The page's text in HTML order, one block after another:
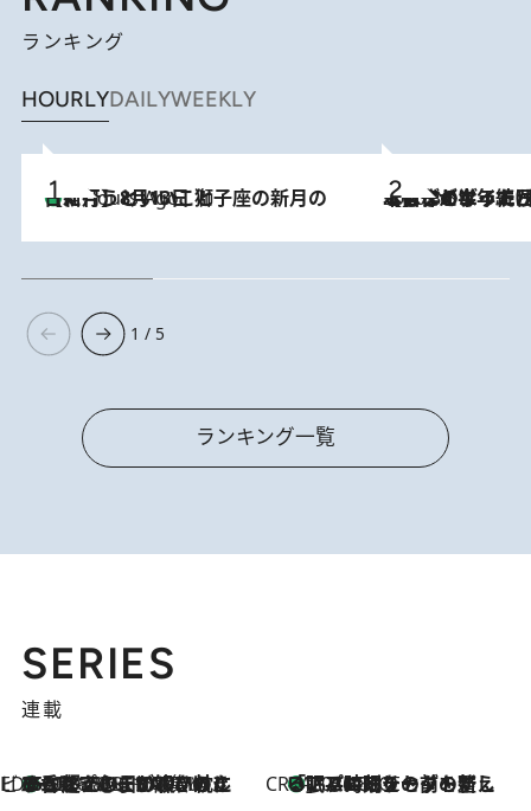
ランキング
HOURLYDAILYWEEKLY
4 Hours Ago
【新月】8月13日 獅子座の新月の日に行うといいこと 2026.8.3
【自作のダイエットノートは攻略本】ダイエットが「苦しいもの」ではなくなった日。50代フードライターが半年続けられた理由は“楽しむこと”
1 / 5
ランキング一覧
SERIES
連載
ビューティいいもの集め EDITORS' BEST
2026.8.10
35℃超えの日の夜、枕にひと吹き！ BAUMのルームスプレーが、ひのきの香りで心まで解きほぐす CREA'S CHOICE
2026.8.10
「眠る時刻をセットする」——眠りの前を整える、バルミューダの新しいアプローチ